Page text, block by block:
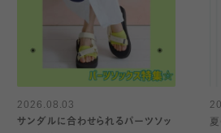
2026.08.03
サンダルに合わせられるパーツソッ